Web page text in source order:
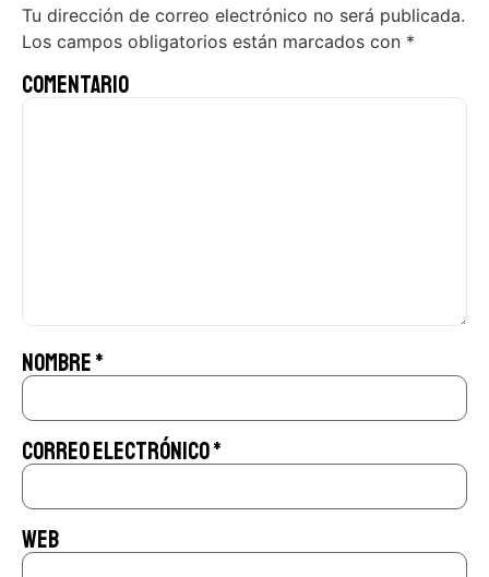
Tu dirección de correo electrónico no será publicada.
Los campos obligatorios están marcados con *
Comentario
Nombre*
Correo electrónico*
Web